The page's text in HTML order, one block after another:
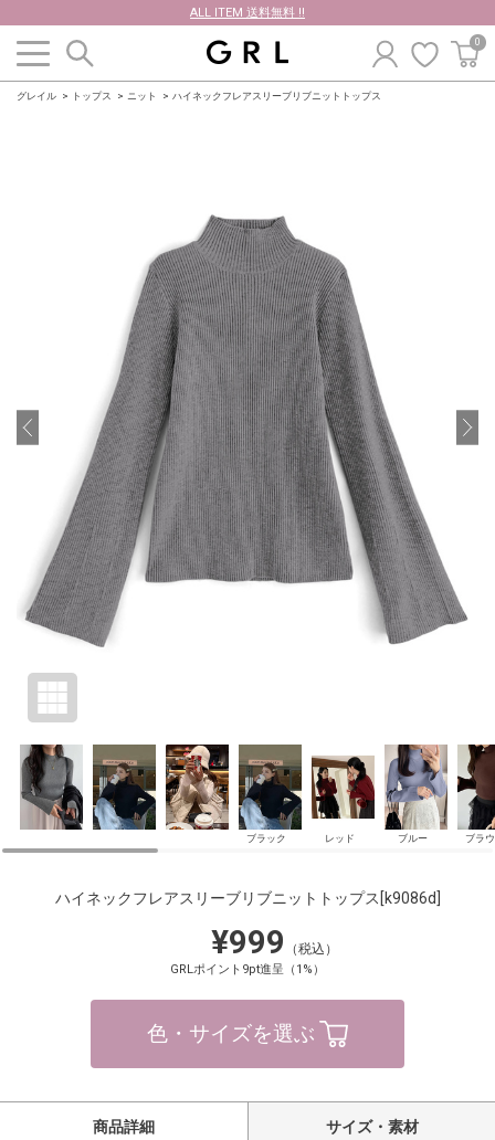
ALL ITEM 送料無料 !!
0
グレイル トップス ニット ハイネックフレアスリーブリブニットトップス
ブラック レッド ブルー ブラ
ハイネックフレアスリーブリブニットトップス [k9086d]
¥999 （税込）
GRLポイント9pt進呈（1%）
色・サイズを選ぶ
商品詳細 サイズ・素材